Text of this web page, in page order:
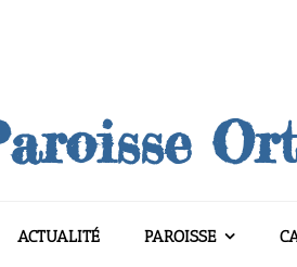
ACTUALITÉ PAROISSE